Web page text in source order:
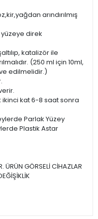
arındırılmış
yüzeye direk
katalizör ile
(250 ml için 10ml,
edilmelidir.)
ikinci kat 6-8 saat sonra
Parlak Yüzey
Plastik Astar
ÜRÜN GÖRSELİ CİHAZLAR